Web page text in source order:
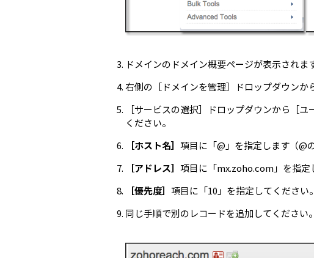
ドメインのドメイン概要ページが表示されま
右側の［ドメインを管理］ドロップダウンか
［サービスの選択］ドロップダウンから［
ください。
［ホスト名］項目に「@」を指定します（@
［アドレス］項目に「mx.zoho.com」を指定
［優先度］項目に「10」を指定してください。
同じ手順で別のレコードを追加してください。